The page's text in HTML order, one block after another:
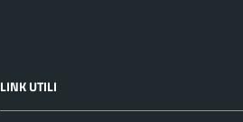
LINK UTILI